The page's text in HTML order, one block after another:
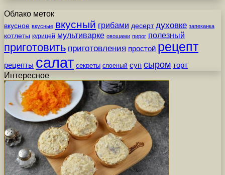
Облако меток
вкусное вкусные вкусный грибами десерт духовке запеканка
котлеты курицей мультиварке овощами пирог полезный
приготовить приготовления простой рецепт
рецепты салат секреты слоеный суп сыром торт
Интересное